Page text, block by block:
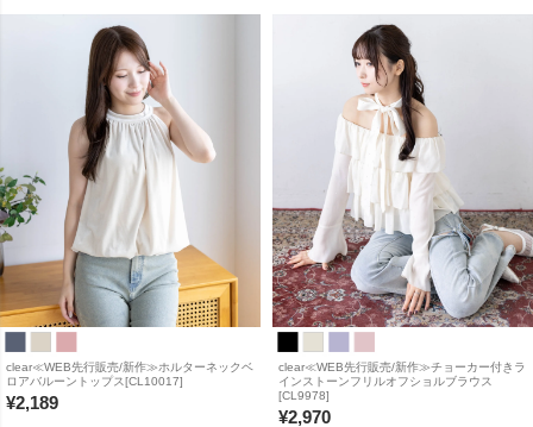
clear≪WEB先行販売/新作≫ホルターネックベ
ロアバルーントップス[CL10017]
¥2,189
clear≪WEB先行販売/新作≫チョーカー付きラ
インストーンフリルオフショルブラウス
[CL9978]
¥2,970